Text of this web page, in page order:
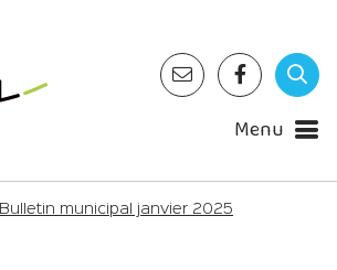
Menu
Bulletin municipal janvier 2025